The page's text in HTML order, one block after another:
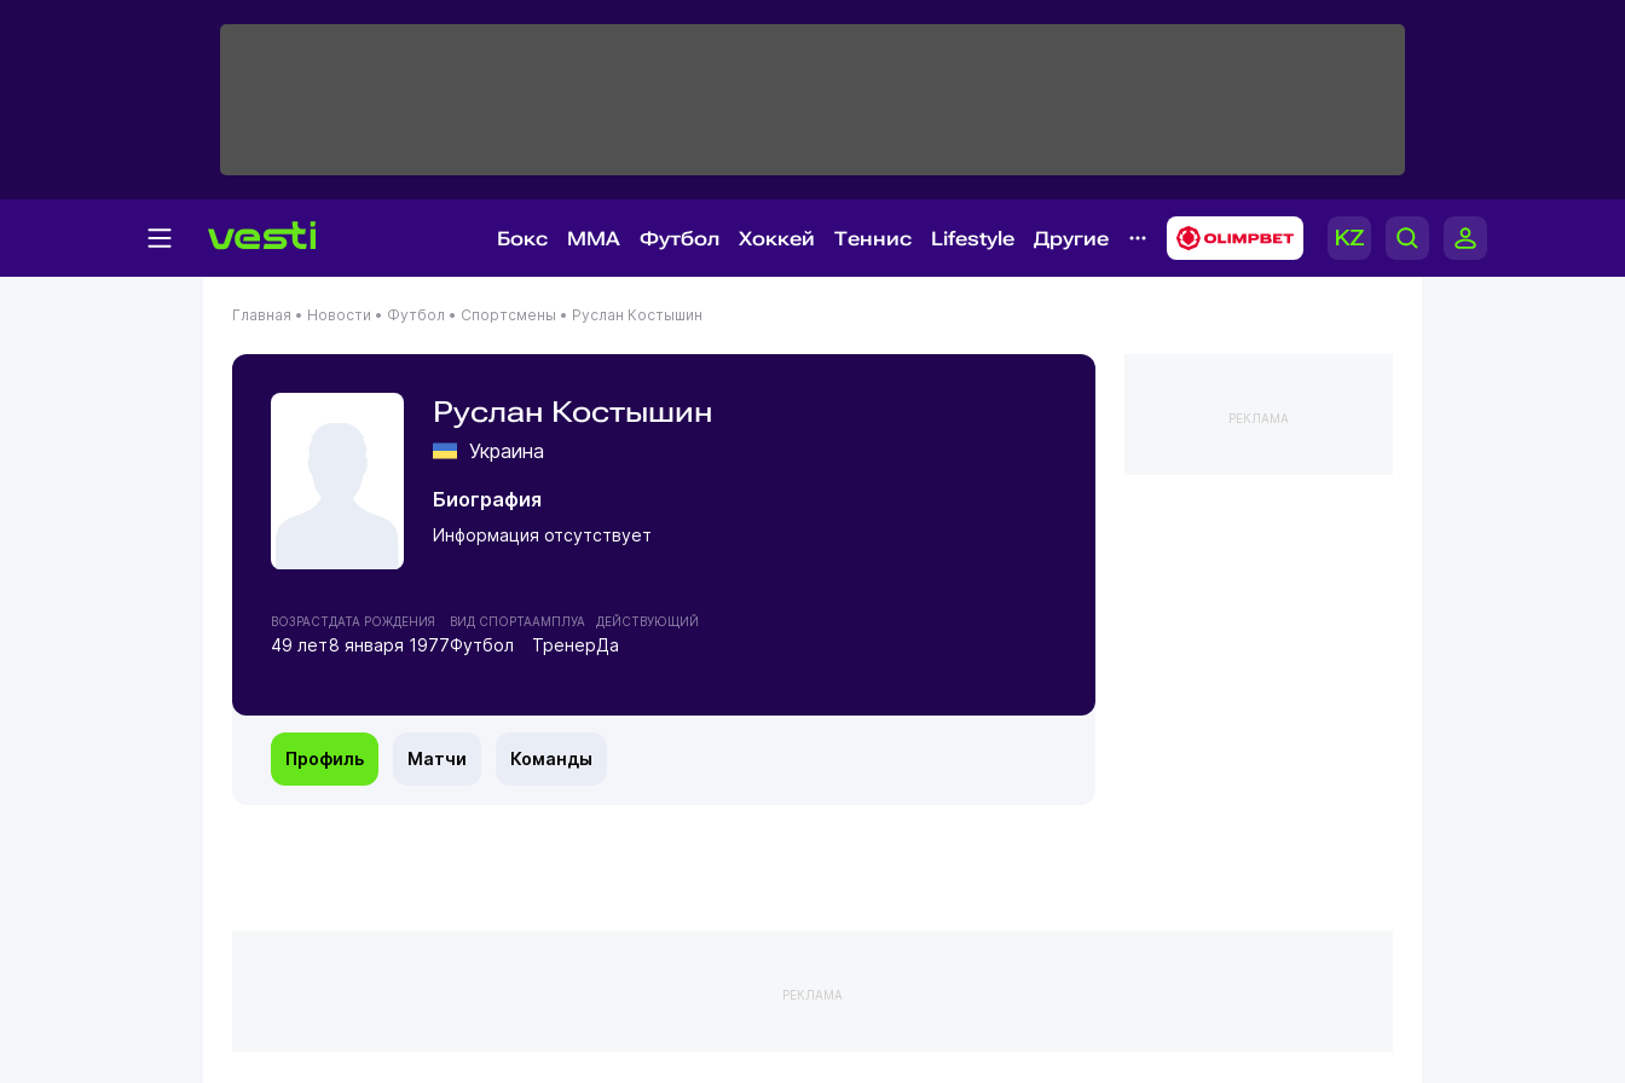
Бокс MMA Футбол Хоккей Теннис Lifestyle Другие
Главная • Новости • Футбол • Спортсмены • Руслан Костышин
Руслан Костышин
Украина
Биография
Информация отсутствует
ВОЗРАСТ
49 лет
ДАТА РОЖДЕНИЯ
8 января 1977
ВИД СПОРТА
Футбол
АМПЛУА
Тренер
ДЕЙСТВУЮЩИЙ
Да
Профиль Матчи Команды
РЕКЛАМА
РЕКЛАМА